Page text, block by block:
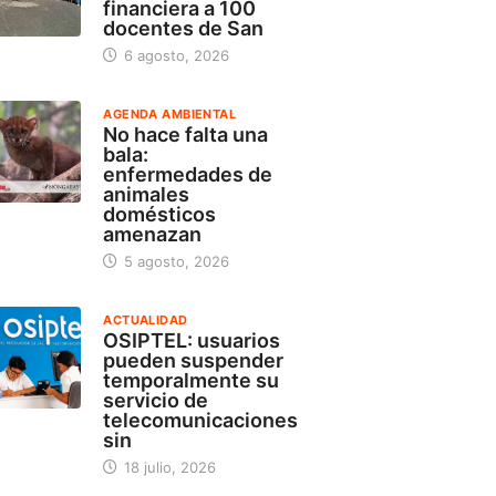
financiera a 100
docentes de San
6 agosto, 2026
AGENDA AMBIENTAL
No hace falta una
bala:
enfermedades de
animales
domésticos
amenazan
5 agosto, 2026
ACTUALIDAD
OSIPTEL: usuarios
pueden suspender
temporalmente su
servicio de
telecomunicaciones
sin
18 julio, 2026